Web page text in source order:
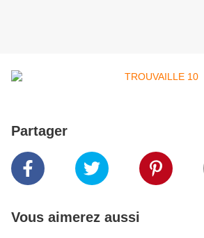
Partager
Vous aimerez aussi